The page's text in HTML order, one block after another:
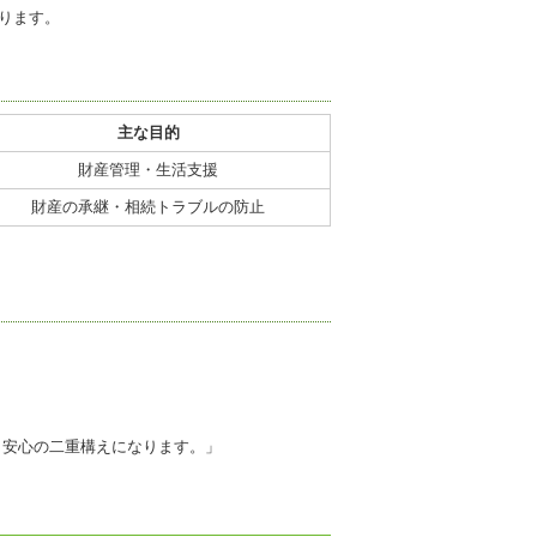
ます。
主な目的
財産管理・生活支援
財産の承継・相続トラブルの防止
心の二重構えになります。」